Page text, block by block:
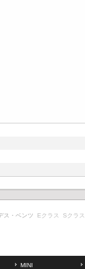
ス・ベンツ Eクラス Sクラス
MINI